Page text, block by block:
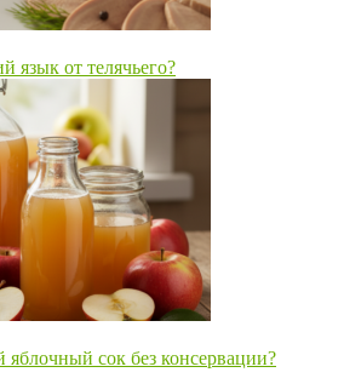
язык от телячьего?
сок без консервации?